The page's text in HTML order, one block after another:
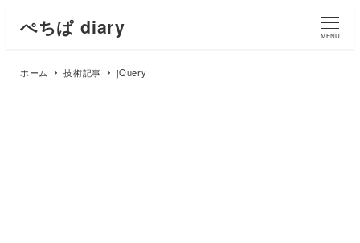
ぺちぱ diary MENU
ホーム 技術記事 jQuery